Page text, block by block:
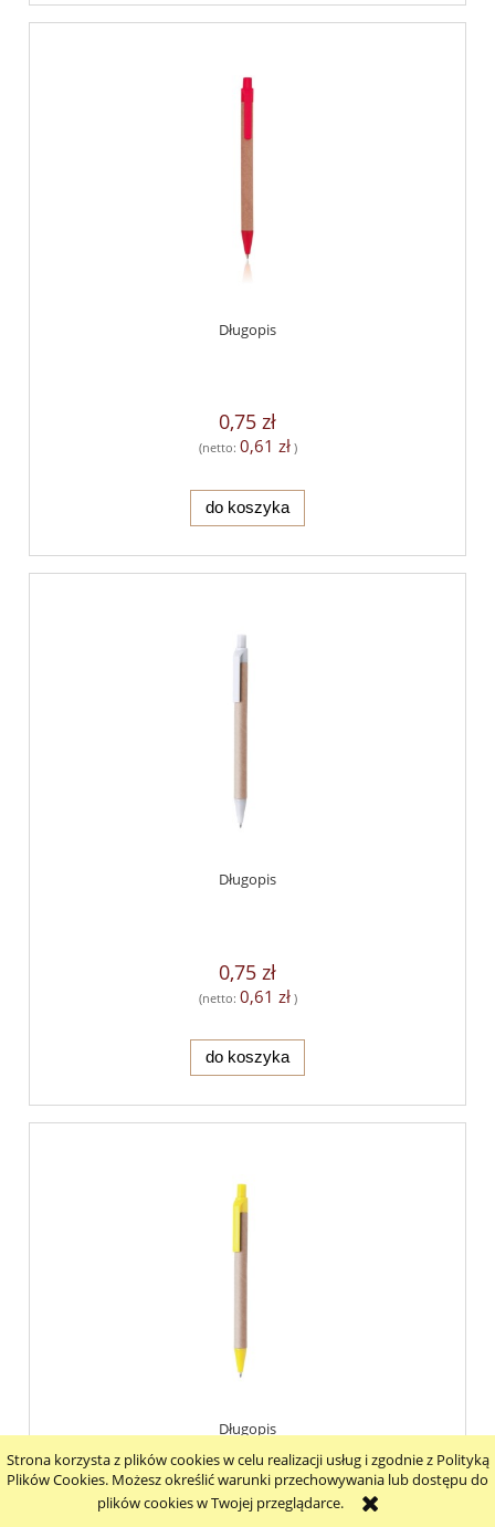
Strona korzysta z plików cookies w celu realizacji usług i zgodnie z Polityką
Plików Cookies. Możesz określić warunki przechowywania lub dostępu do
plików cookies w Twojej przeglądarce.
Długopis
0,75 zł
(netto: 0,61 zł)
do koszyka
Długopis
0,75 zł
(netto: 0,61 zł)
do koszyka
Długopis